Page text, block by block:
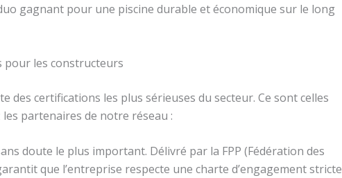
gagnant pour une piscine durable et économique sur le long
pour les constructeurs
des certifications les plus sérieuses du secteur. Ce sont celles
partenaires de notre réseau :
doute le plus important. Délivré par la FPP (Fédération des
que l’entreprise respecte une charte d’engagement stricte